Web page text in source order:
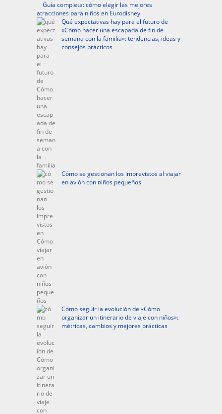
Guía completa: cómo elegir las mejores
atracciones para niños en Eurodisney
Qué expectativas hay para el futuro de
«Cómo hacer una escapada de fin de
semana con la familia»: tendencias, ideas y
consejos prácticos
Cómo se gestionan los imprevistos al viajar
en avión con niños pequeños
Cómo seguir la evolución de «Cómo
organizar un itinerario de viaje con niños»:
métricas, cambios y mejores prácticas